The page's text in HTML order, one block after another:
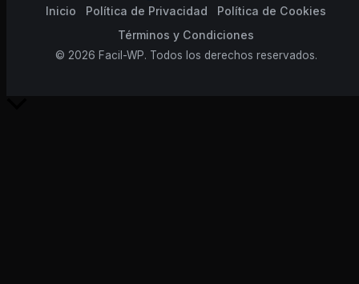
Inicio Política de Privacidad
Política de Cookies
Términos y Condiciones
© 2026 Facil-WP. Todos los derechos reservados.